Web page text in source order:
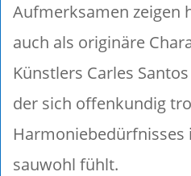
Aufmerksamen zeigen
auch als originäre
Künstlers Carles
der sich offenkundig
sauwohl fühlt.